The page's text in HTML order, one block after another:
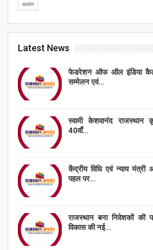
अलवर
Latest News
फेडरेशन ऑफ ऑल इंडिया
सम्मेलन एवं…
स्वामी केशवानंद राजस्थान
40वाँ…
केंद्रीय विधि एवं न्याय मंत्री
पहल पर…
राजस्थान बना निवेशकों की
विकास की नई…